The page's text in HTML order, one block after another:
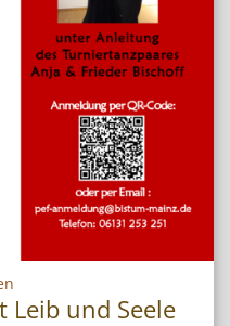
Leib und Seele